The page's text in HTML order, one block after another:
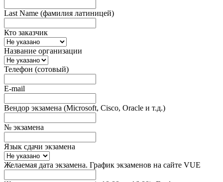
Last Name (фамилия латиницей)
Кто заказчик
Название организации
Телефон (сотовый)
E-mail
Вендор экзамена (Microsoft, Cisco, Oracle и т.д.)
№ экзамена
Язык сдачи экзамена
Желаемая дата экзамена. График экзаменов на сайте VUE